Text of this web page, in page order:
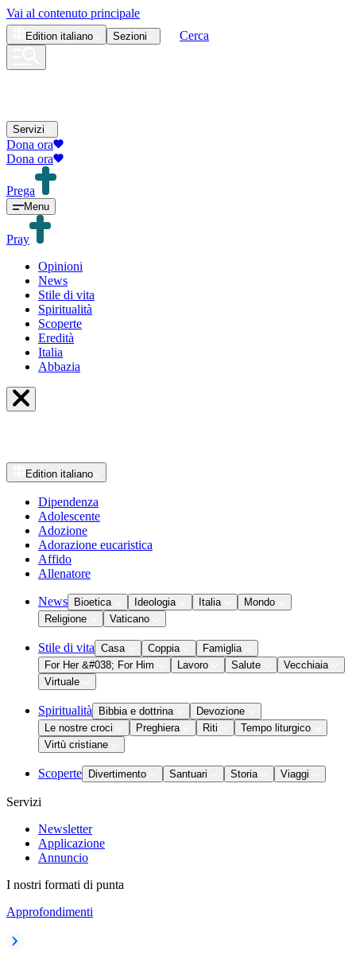
Vai al contenuto principale
Edition italiano Sezioni Cerca
Servizi
Dona ora
Dona ora
Prega
Menu
Pray
Opinioni
News
Stile di vita
Spiritualità
Scoperte
Eredità
Italia
Abbazia
Edition italiano
Dipendenza
Adolescente
Adozione
Adorazione eucaristica
Affido
Allenatore
News Bioetica Ideologia Italia
Mondo
Religione
Vaticano
Stile di vita Casa Coppia
Famiglia
For Her &#038; For Him
Lavoro Salute
Vecchiaia
Virtuale
Spiritualità Bibbia e dottrina
Devozione
Le nostre croci
Preghiera Riti
Tempo liturgico
Virtù cristiane
Scoperte Divertimento Santuari Storia Viaggi
Servizi
Newsletter
Applicazione
Annuncio
I nostri formati di punta
Approfondimenti